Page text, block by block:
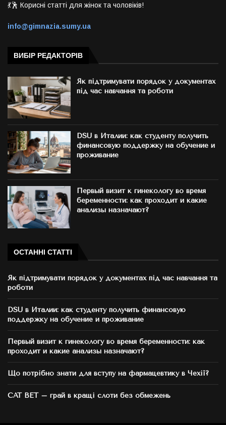
💃🕺 Корисні статті для жінок та чоловіків!
info@gimnazia.sumy.ua
ВИБІР РЕДАКТОРІВ
Як підтримувати порядок у документах
під час навчання та роботи
DSU в Италии: как студенту получить
финансовую поддержку на обучение и
проживание
Первый визит к гинекологу во время
беременности: как проходит и какие
анализы назначают?
ОСТАННІ СТАТТІ
Як підтримувати порядок у документах під час навчання та
роботи
DSU в Италии: как студенту получить финансовую
поддержку на обучение и проживание
Первый визит к гинекологу во время беременности: как
проходит и какие анализы назначают?
Що потрібно знати для вступу на фармацевтику в Чехії?
CAT BET – грай в кращі слоти без обмежень